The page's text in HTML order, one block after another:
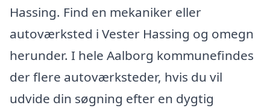
Hassing. Find en mekaniker eller
autoværksted i Vester Hassing og omegn
herunder. I hele Aalborg kommunefindes
der flere autoværksteder, hvis du vil
udvide din søgning efter en dygtig